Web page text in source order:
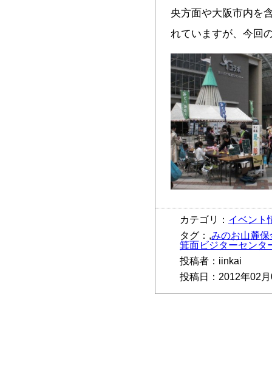
央方面や大阪市内を
れていますが、今回
カテゴリ： イベント
タグ：,みのお山麓
箕面ビジターセンタ
投稿者：iinkai
投稿日：2012年02